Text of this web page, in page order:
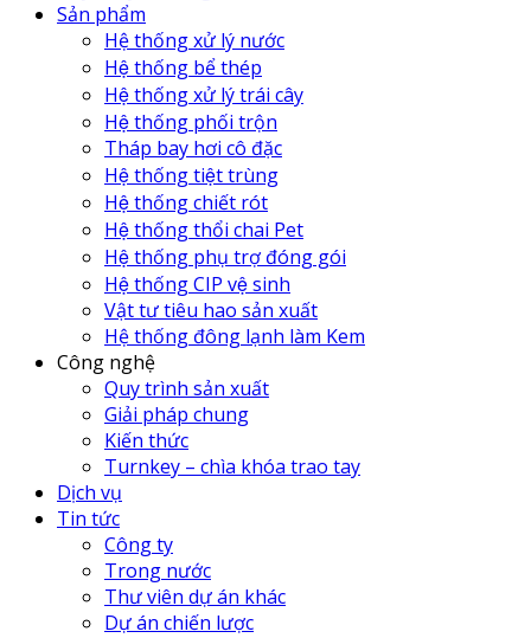
Sản phẩm
Hệ thống xử lý nước
Hệ thống bể thép
Hệ thống xử lý trái cây
Hệ thống phối trộn
Tháp bay hơi cô đặc
Hệ thống tiệt trùng
Hệ thống chiết rót
Hệ thống thổi chai Pet
Hệ thống phụ trợ đóng gói
Hệ thống CIP vệ sinh
Vật tư tiêu hao sản xuất
Hệ thống đông lạnh làm Kem
Công nghệ
Quy trình sản xuất
Giải pháp chung
Kiến thức
Turnkey – chìa khóa trao tay
Dịch vụ
Tin tức
Công ty
Trong nước
Thư viên dự án khác
Dự án chiến lược